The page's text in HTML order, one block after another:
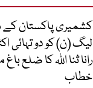
کشمیری پاکستان کے
لیگ (ن) کو دو تہائی
رانا ثنا اللہ کا ضلع
خطاب